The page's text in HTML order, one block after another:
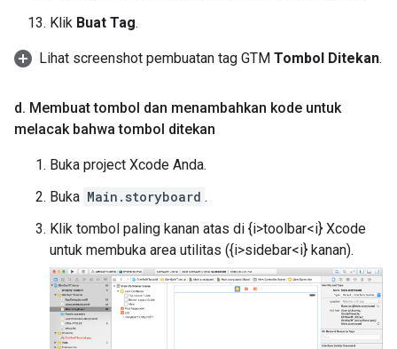
Klik Buat Tag.
Lihat screenshot pembuatan tag GTM Tombol Ditekan.
d. Membuat tombol dan menambahkan kode untuk
melacak bahwa tombol ditekan
Buka project Xcode Anda.
Buka Main.storyboard .
Klik tombol paling kanan atas di {i>toolbar<i} Xcode
untuk membuka area utilitas ({i>sidebar<i} kanan).